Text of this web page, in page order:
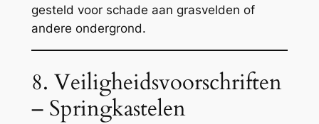
gesteld voor schade aan grasvelden of
andere ondergrond.
8. Veiligheidsvoorschriften
– Springkastelen